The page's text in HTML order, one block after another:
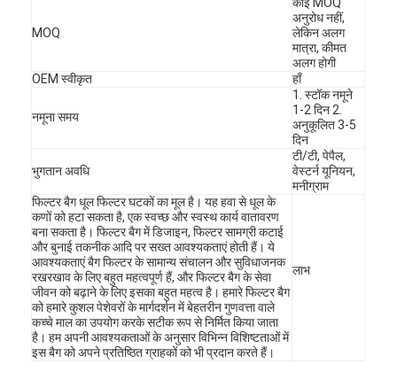
घर
वीडियो
हमारे बारे में
कारखाने का दौरा
गुणवत्ता नियंत्रण
हमसे संपर्क करें
MOQ
अनुरोध नहीं,
लेकिन अलग
मात्रा, कीमत
अलग होगी
OEM स्वीकृत
हाँ
नमूना समय
1. स्टॉक नमूने
1-2 दिन 2.
अनुकूलित 3-5
दिन
भुगतान अवधि
टी/टी, पेपैल,
वेस्टर्न यूनियन,
मनीग्राम
फिल्टर बैग धूल फिल्टर घटकों का मूल है। यह हवा से धूल के
कणों को हटा सकता है, एक स्वच्छ और स्वस्थ कार्य वातावरण
बना सकता है। फिल्टर बैग में डिजाइन, फिल्टर सामग्री कटाई
और बुनाई तकनीक आदि पर सख्त आवश्यकताएं होती हैं। ये
आवश्यकताएं बैग फिल्टर के सामान्य संचालन और सुविधाजनक
रखरखाव के लिए बहुत महत्वपूर्ण हैं, और फिल्टर बैग के सेवा
जीवन को बढ़ाने के लिए इसका बहुत महत्व है। हमारे फिल्टर बैग
को हमारे कुशल पेशेवरों के मार्गदर्शन में बेहतरीन गुणवत्ता वाले
कच्चे माल का उपयोग करके सटीक रूप से निर्मित किया जाता
है। हम अपनी आवश्यकताओं के अनुसार विभिन्न विशिष्टताओं में
इस बैग को अपने प्रतिष्ठित ग्राहकों को भी प्रदान करते हैं।
लाभ